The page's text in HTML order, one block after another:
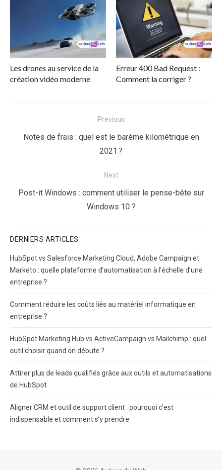
Les drones au service de la
création vidéo moderne
Erreur 400 Bad Request :
Comment la corriger ?
Previous
Previous
Notes de frais : quel est le barème kilométrique en
2021 ?
Next
Next
Post-it Windows : comment utiliser le pense-bête sur
Windows 10 ?
DERNIERS ARTICLES
HubSpot vs Salesforce Marketing Cloud, Adobe Campaign et
Marketo : quelle plateforme d’automatisation à l’échelle d’une
entreprise ?
Comment réduire les coûts liés au matériel informatique en
entreprise ?
HubSpot Marketing Hub vs ActiveCampaign vs Mailchimp : quel
outil choisir quand on débute ?
Attirer plus de leads qualifiés grâce aux outils et automatisations
de HubSpot
Aligner CRM et outil de support client : pourquoi c’est
indispensable et comment s’y prendre